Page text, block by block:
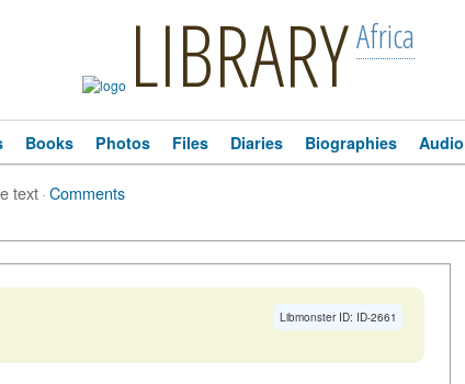
LIBRARYAfrica
Books Photos Files Diaries Biographies Audio
text·Comments
Libmonster ID: ID-2661